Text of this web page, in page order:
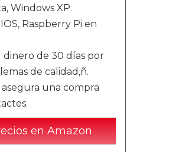
Windows XP.
Raspberry Pi en
de 30 días por
de calidad,ñ.
una compra
en Amazon